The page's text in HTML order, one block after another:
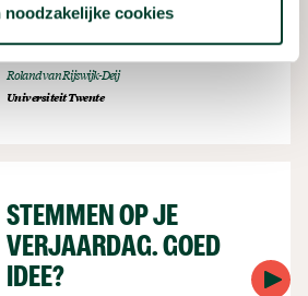
noodzakelijke cookies
2038?
Roland van Rijswijk-Deij
Universiteit Twente
STEMMEN OP JE
VERJAARDAG. GOED
IDEE?